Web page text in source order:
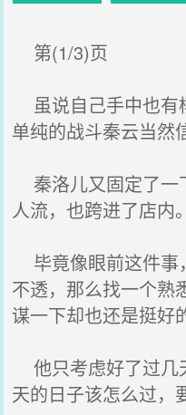
第(1/3)页
虽说自己手中也有
单纯的战斗秦云当然
秦洛儿又固定了一
人流，也跨进了店内。
毕竟像眼前这件事
不透，那么找一个熟
谋一下却也还是挺好
他只考虑好了过几
天的日子该怎么过，